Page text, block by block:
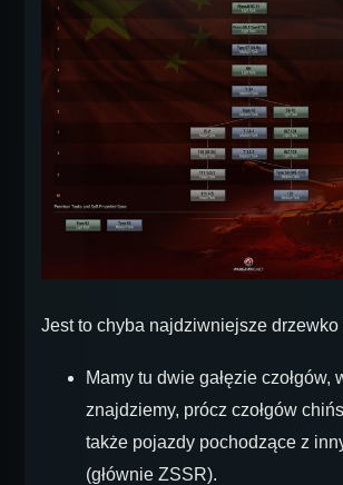
Jest to chyba najdziwniejsze drzewko
Mamy tu dwie gałęzie czołgów,
znajdziemy, prócz czołgów
także pojazdy pochodzące z
(głównie ZSSR).